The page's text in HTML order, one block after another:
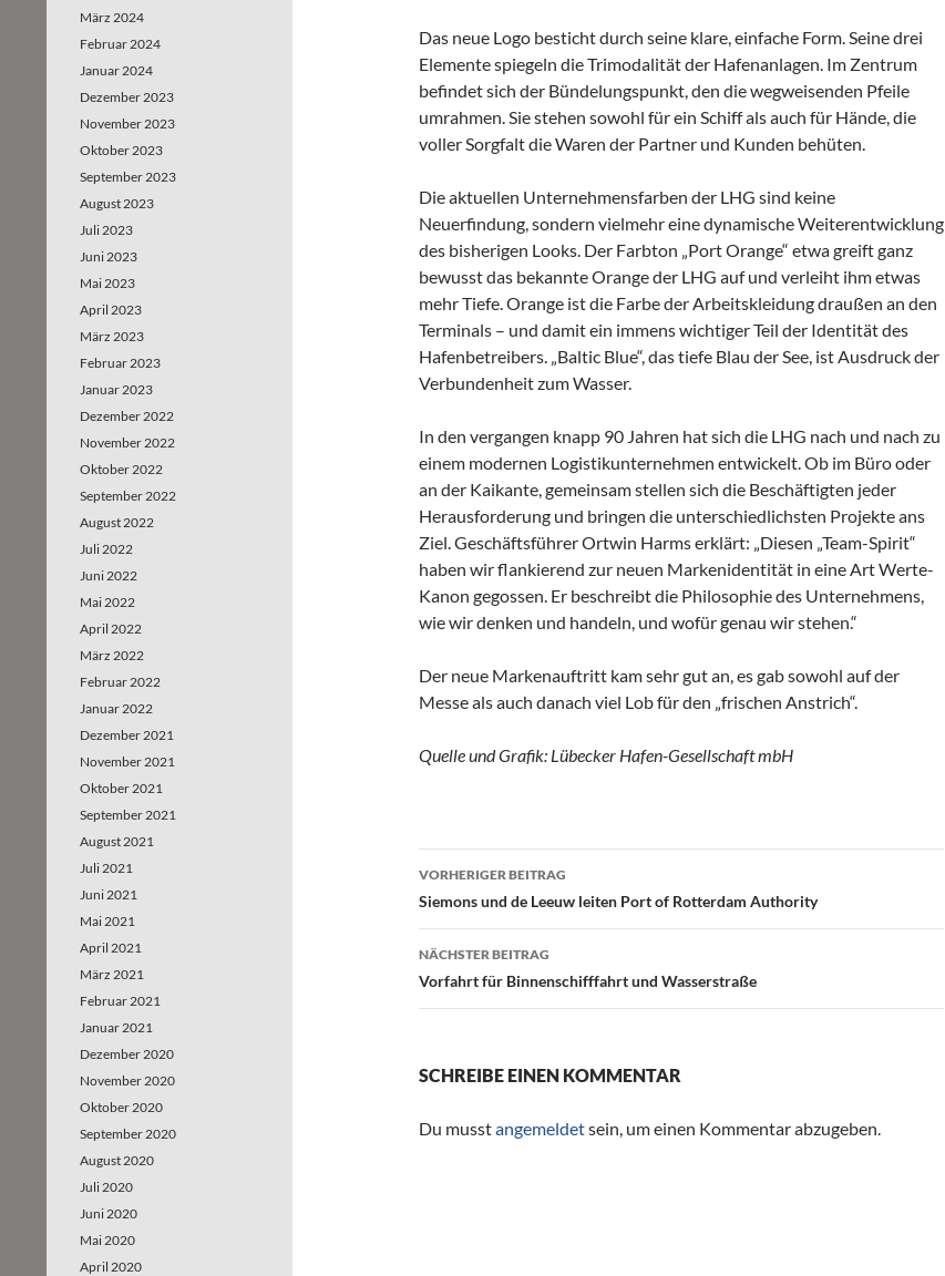
Das neue Logo besticht durch seine klare, einfache Form. Seine drei
Elemente spiegeln die Trimodalität der Hafenanlagen. Im Zentrum
befindet sich der Bündelungspunkt, den die wegweisenden Pfeile
umrahmen. Sie stehen sowohl für ein Schiff als auch für Hände, die
voller Sorgfalt die Waren der Partner und Kunden behüten.
Die aktuellen Unternehmensfarben der LHG sind keine
Neuerfindung, sondern vielmehr eine dynamische Weiterentwicklung
des bisherigen Looks. Der Farbton „Port Orange“ etwa greift ganz
bewusst das bekannte Orange der LHG auf und verleiht ihm etwas
mehr Tiefe. Orange ist die Farbe der Arbeitskleidung draußen an den
Terminals – und damit ein immens wichtiger Teil der Identität des
Hafenbetreibers. „Baltic Blue“, das tiefe Blau der See, ist Ausdruck der
Verbundenheit zum Wasser.
In den vergangen knapp 90 Jahren hat sich die LHG nach und nach zu
einem modernen Logistikunternehmen entwickelt. Ob im Büro oder
an der Kaikante, gemeinsam stellen sich die Beschäftigten jeder
Herausforderung und bringen die unterschiedlichsten Projekte ans
Ziel. Geschäftsführer Ortwin Harms erklärt: „Diesen „Team-Spirit“
haben wir flankierend zur neuen Markenidentität in eine Art Werte-
Kanon gegossen. Er beschreibt die Philosophie des Unternehmens,
wie wir denken und handeln, und wofür genau wir stehen.“
Der neue Markenauftritt kam sehr gut an, es gab sowohl auf der
Messe als auch danach viel Lob für den „frischen Anstrich“.
Quelle und Grafik: Lübecker Hafen-Gesellschaft mbH
Beitragsnavigation
VORHERIGER BEITRAG
Siemons und de Leeuw leiten Port of Rotterdam Authority
NÄCHSTER BEITRAG
Vorfahrt für Binnenschifffahrt und Wasserstraße
SCHREIBE EINEN KOMMENTAR
Du musstangemeldetsein, um einen Kommentar abzugeben.
März 2024
Februar 2024
Januar 2024
Dezember 2023
November 2023
Oktober 2023
September 2023
August 2023
Juli 2023
Juni 2023
Mai 2023
April 2023
März 2023
Februar 2023
Januar 2023
Dezember 2022
November 2022
Oktober 2022
September 2022
August 2022
Juli 2022
Juni 2022
Mai 2022
April 2022
März 2022
Februar 2022
Januar 2022
Dezember 2021
November 2021
Oktober 2021
September 2021
August 2021
Juli 2021
Juni 2021
Mai 2021
April 2021
März 2021
Februar 2021
Januar 2021
Dezember 2020
November 2020
Oktober 2020
September 2020
August 2020
Juli 2020
Juni 2020
Mai 2020
April 2020